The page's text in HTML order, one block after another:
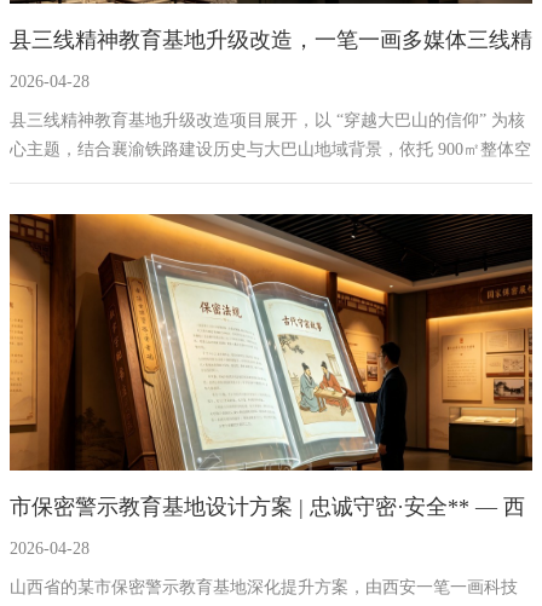
县三线精神教育基地升级改造，一笔一画多媒体三线精
神教育展馆设计方案公司
2026-04-28
县三线精神教育基地升级改造项目展开，以 “穿越大巴山的信仰” 为核
心主题，结合襄渝铁路建设历史与大巴山地域背景，依托 900㎡整体空
间进行科学分区规划。紧扣三线建设时代背景、铁路建设历程、建设
元素等设计符号，运用 LED 弧幕、全息投影、VR 体验、互动装置、
环幕影视等数字化多媒体技术，打造沉浸式、互动式红色教育空间。
全面还原三线建设艰苦岁月，传承艰苦创业、无私奉献的三线精神，
实现历史展示、精神教育与文旅体验融合，助力红色文化长效传播。
市保密警示教育基地设计方案 | 忠诚守密·安全** — 西
安一笔一画科技
2026-04-28
山西省的某市保密警示教育基地深化提升方案，由西安一笔一画科技